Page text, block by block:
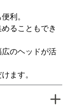
利。
ることもでき
のヘッドが活
ます。